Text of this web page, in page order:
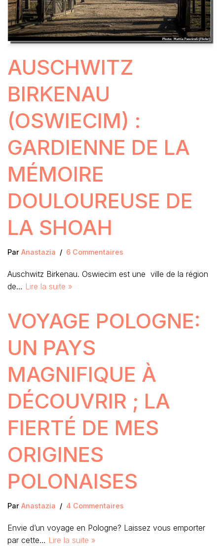
AUSCHWITZ
BIRKENAU
(OSWIECIM) :
GARDIENNE DE LA
MÉMOIRE
DOULOUREUSE DE
LA SHOAH
Par Anastazia 6 Commentaires
Auschwitz Birkenau. Oswiecim est une ville de la région
de… Lire la suite »
VOYAGE POLOGNE:
UN PAYS
MAGNIFIQUE À
DÉCOUVRIR ; LA
FIERTÉ DE MES
ORIGINES
POLONAISES
Par Anastazia 4 Commentaires
Envie d’un voyage en Pologne? Laissez vous emporter
par cette… Lire la suite »